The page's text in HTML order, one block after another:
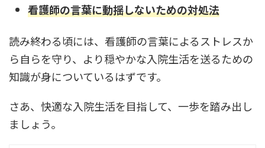
看護師の言葉に動揺しないための対処法
読み終わる頃には、看護師の言葉によるストレスか
ら自らを守り、より穏やかな入院生活を送るための
知識が身についているはずです。
さあ、快適な入院生活を目指して、一歩を踏み出し
ましょう。